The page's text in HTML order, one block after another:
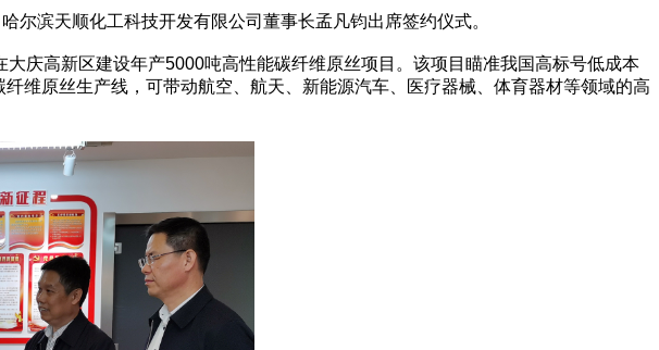
滨天顺化工科技开发有限公司董事长孟凡钧出席签约仪式。
高新区建设年产5000吨高性能碳纤维原丝项目。该项目瞄准我国高标号低成本
维原丝生产线，可带动航空、航天、新能源汽车、医疗器械、体育器材等领域的高